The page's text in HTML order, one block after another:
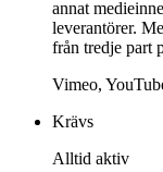
annat
leverantörer.
från tredje part
Vimeo,
Krävs
Alltid aktiv